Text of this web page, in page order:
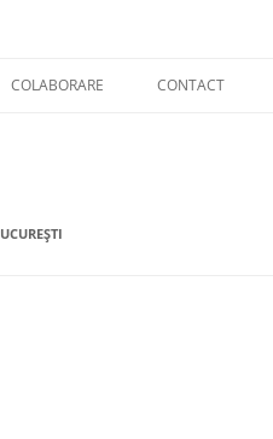
COLABORARE CONTACT